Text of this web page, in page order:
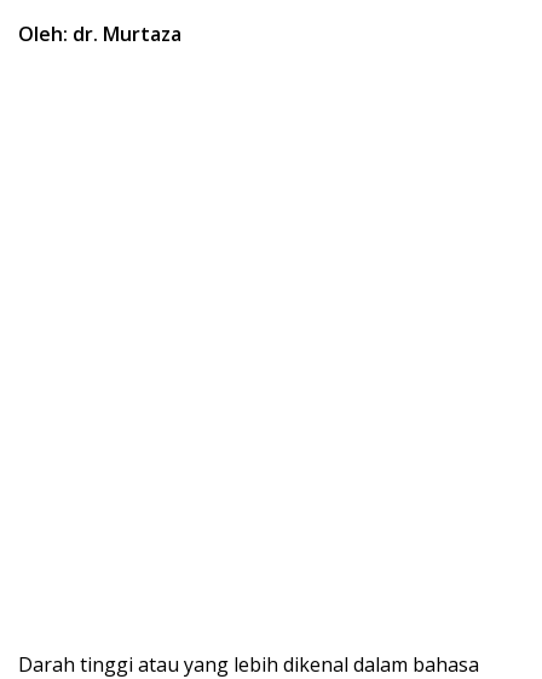
Oleh: dr. Murtaza
Darah tinggi atau yang lebih dikenal dalam bahasa